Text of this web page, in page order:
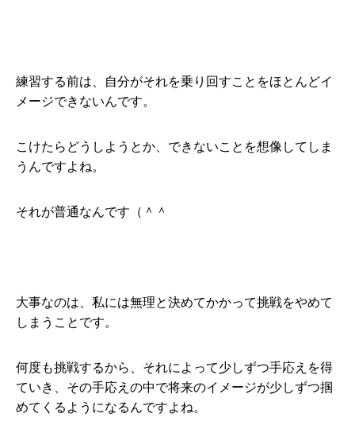
練習する前は、自分がそれを乗り回すことをほとんどイ
メージできないんです。
こけたらどうしようとか、できないことを想像してしま
うんですよね。
それが普通なんです（＾＾
大事なのは、私には無理と決めてかかって挑戦をやめて
しまうことです。
何度も挑戦するから、それによって少しずつ手応えを得
ていき、その手応えの中で将来のイメージが少しずつ掴
めてくるようになるんですよね。